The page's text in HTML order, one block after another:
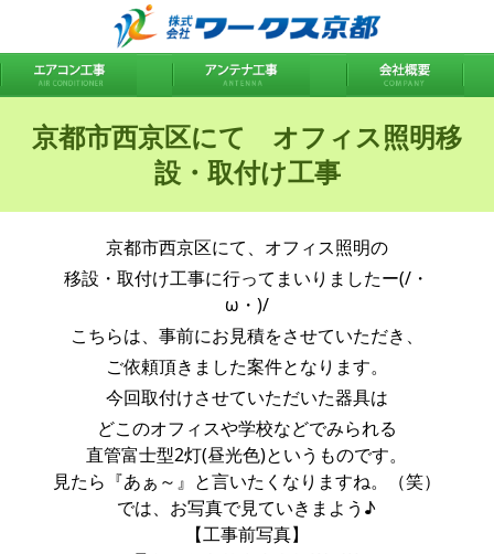
京都市西京区にて オフィス照明移
設・取付け工事
京都市西京区にて、オフィス照明の
移設・取付け工事に行ってまいりましたー(/・
ω・)/
こちらは、事前にお見積をさせていただき、
ご依頼頂きました案件となります。
今回取付けさせていただいた器具は
どこのオフィスや学校などでみられる
直管富士型2灯(昼光色)というものです。
見たら『あぁ～』と言いたくなりますね。（笑）
では、お写真で見ていきまよう♪
【工事前写真】